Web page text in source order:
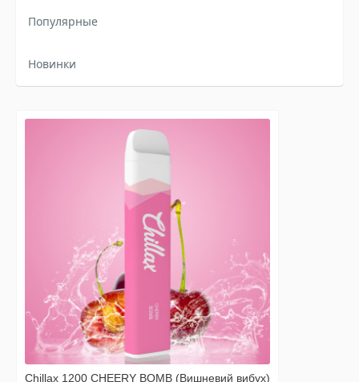
Популярные
Новинки
Chillax 1200 CHEERY BOMB (Вишневий вибух)